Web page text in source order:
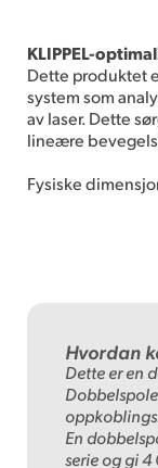
KLIPPEL-
Dette produktet
system som
av laser. Dette
lineære
Fysiske
Hvordan
Dette er en
En
serie og gi 4